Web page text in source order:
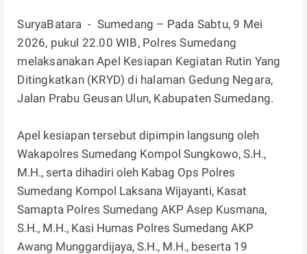
SuryaBatara - Sumedang – Pada Sabtu, 9 Mei
2026, pukul 22.00 WIB, Polres Sumedang
melaksanakan Apel Kesiapan Kegiatan Rutin Yang
Ditingkatkan (KRYD) di halaman Gedung Negara,
Jalan Prabu Geusan Ulun, Kabupaten Sumedang.
Apel kesiapan tersebut dipimpin langsung oleh
Wakapolres Sumedang Kompol Sungkowo, S.H.,
M.H., serta dihadiri oleh Kabag Ops Polres
Sumedang Kompol Laksana Wijayanti, Kasat
Samapta Polres Sumedang AKP Asep Kusmana,
S.H., M.H., Kasi Humas Polres Sumedang AKP
Awang Munggardijaya, S.H., M.H., beserta 19